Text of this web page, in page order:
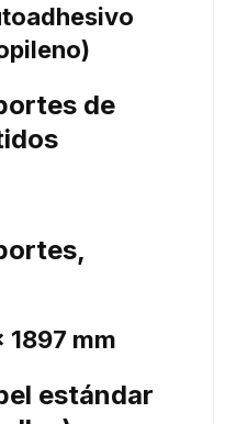
de
1897 mm
estándar